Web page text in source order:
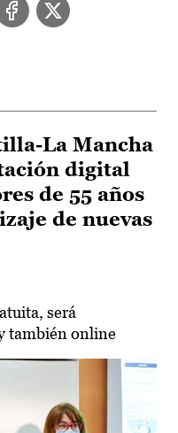
La Mancha
digital
de 55 años
de nuevas
será
también online